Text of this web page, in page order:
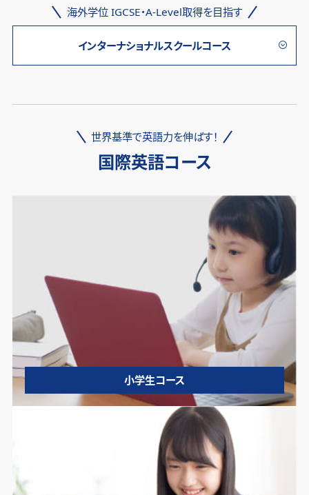
海外学位 IGCSE・A-Level取得を目指す
インターナショナルスクールコース
世界基準で英語力を伸ばす！
国際英語コース
小学生コース